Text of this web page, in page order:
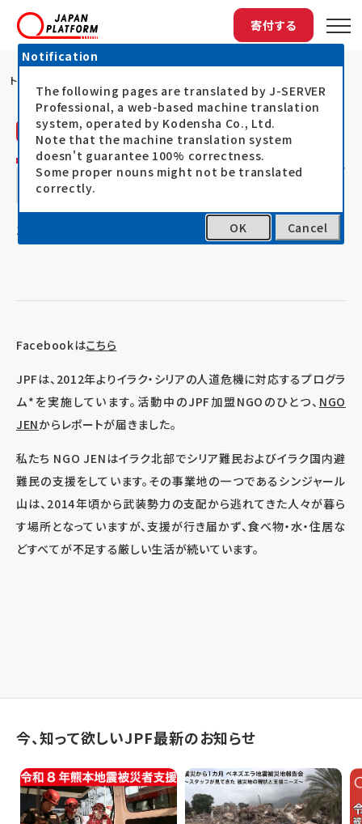
寄付する
トップ
活動レポート NGO JEN
シリア難民、イラク国内避難民の人道支援を
展開中のJENからのレポート
16.10.18 イラク・シリア人道危機対応支援
Facebookはこちら
JPFは、2012年よりイラク・シリアの人道危機に対応するプログラ
ム*を実施しています。活動中のJPF加盟NGOのひとつ、 NGO
JENからレポートが届きました。
私たち NGO JENはイラク北部でシリア難民およびイラク国内避
難民の支援をしています。その事業地の一つであるシンジャール
山は、2014年頃から武装勢力の支配から逃れてきた人々が暮ら
す場所となっていますが、支援が行き届かず、食べ物・水・住居な
どすべてが不足する厳しい生活が続いています。
今、知って欲しいJPF最新のお知らせ
Notification
The following pages are translated by J-SERVER
Professional, a web-based machine translation
system, operated by Kodensha Co., Ltd.
Note that the machine translation system
doesn't guarantee 100% correctness.
Some proper nouns might not be translated
correctly.
OK Cancel